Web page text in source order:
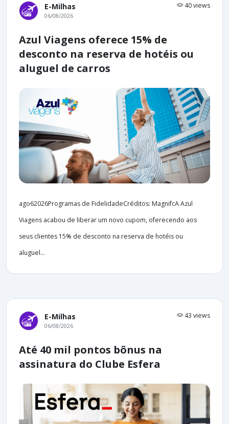
E-Milhas 40 views
06/08/2026
Azul Viagens oferece 15% de
desconto na reserva de hotéis ou
aluguel de carros
ago62026Programas de FidelidadeCréditos: MagnifcA Azul
Viagens acabou de liberar um novo cupom, oferecendo aos
seus clientes 15% de desconto na reserva de hotéis ou
aluguel...
E-Milhas 43 views
06/08/2026
Até 40 mil pontos bônus na
assinatura do Clube Esfera